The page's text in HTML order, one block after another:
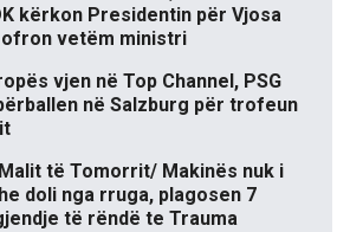
kërkon Presidentin për Vjosa
ofron vetëm ministri
vjen në Top Channel, PSG
në Salzburg për trofeun
të Tomorrit/ Makinës nuk i
doli nga rruga, plagosen 7
të rëndë te Trauma